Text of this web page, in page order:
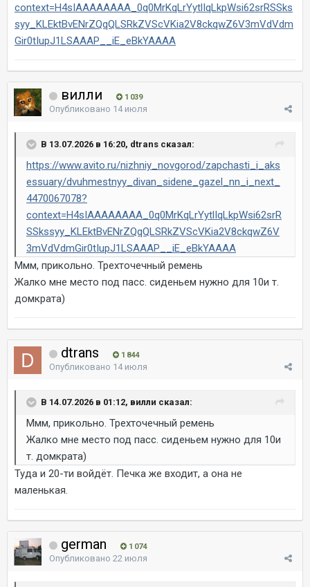
context=H4sIAAAAAAAA_0q0MrKqLrYytlIqLkpWsi62srRSSks
syy_KLEktBvENrZQqQLSRkZVScVKia2V8ckqwZ6V3mVdVdm
Gir0tIupJ1LSAAAP__iE_eBkYAAAA
вилли 1 039
Опубликовано 14 июля
В 13.07.2026 в 16:20, dtrans сказал:
https://www.avito.ru/nizhniy_novgorod/zapchasti_i_aks
essuary/dvuhmestnyy_divan_sidene_gazel_nn_i_next_
4470067078?
context=H4sIAAAAAAAA_0q0MrKqLrYytlIqLkpWsi62srR
SSkssyy_KLEktBvENrZQqQLSRkZVScVKia2V8ckqwZ6V
3mVdVdmGir0tIupJ1LSAAAP__iE_eBkYAAAA
Ммм, прикольно. Трехточечный ремень
Жалко мне место под пасс. сиденьем нужно для 10и т.
домкрата)
dtrans 1 844
Опубликовано 14 июля
В 14.07.2026 в 01:12, вилли сказал:
Ммм, прикольно. Трехточечный ремень
Жалко мне место под пасс. сиденьем нужно для 10и
т. домкрата)
Туда и 20-ти войдёт. Печка же входит, а она не
маленькая.
german 1 074
Опубликовано 22 июля